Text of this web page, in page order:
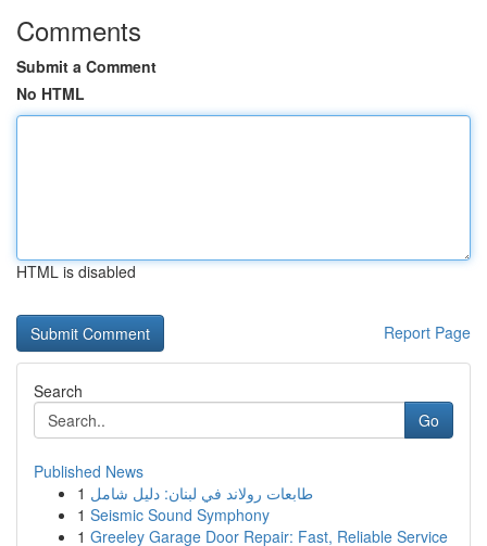
Comments
Submit a Comment
No HTML
HTML is disabled
Report Page
Search
Go
Published News
1 طابعات رولاند في لبنان: دليل شامل
1 Seismic Sound Symphony
1 Greeley Garage Door Repair: Fast, Reliable Service